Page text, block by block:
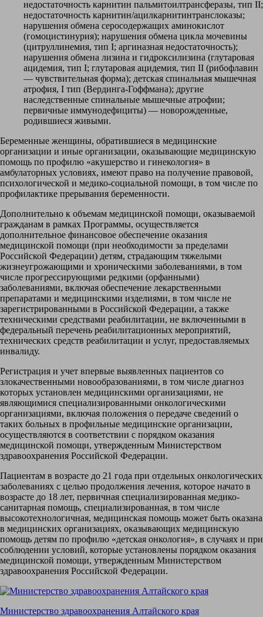
недостаточность карнитин пальмитоилтрансферазы, тип II;
недостаточность карнитин/ацилкарнитинтранслоказы;
нарушения обмена серосодержащих аминокислот
(гомоцистинурия); нарушения обмена цикла мочевины
(цитруллинемия, тип I; аргиназная недостаточность);
нарушения обмена лизина и гидроксилизина (глутаровая
ацидемия, тип I; глутаровая ацидемия, тип II (рибофлавин
— чувствительная форма); детская спинальная мышечная
атрофия, I тип (Вердинга-Гоффмана); другие
наследственные спинальные мышечные атрофии;
первичные иммунодефициты) — новорожденные,
родившиеся живыми.
Беременные женщины, обратившиеся в медицинские
организации и иные организации, оказывающие медицинскую
помощь по профилю «акушерство и гинекология» в
амбулаторных условиях, имеют право на получение правовой,
психологической и медико-социальной помощи, в том числе по
профилактике прерывания беременности.
Дополнительно к объемам медицинской помощи, оказываемой
гражданам в рамках Программы, осуществляется
дополнительное финансовое обеспечение оказания
медицинской помощи (при необходимости за пределами
Российской Федерации) детям, страдающим тяжелыми
жизнеугрожающими и хроническими заболеваниями, в том
числе прогрессирующими редкими (орфанными)
заболеваниями, включая обеспечение лекарственными
препаратами и медицинскими изделиями, в том числе не
зарегистрированными в Российской Федерации, а также
техническими средствами реабилитации, не включенными в
федеральный перечень реабилитационных мероприятий,
технических средств реабилитации и услуг, предоставляемых
инвалиду.
Регистрация и учет впервые выявленных пациентов со
злокачественными новообразованиями, в том числе диагноз
которых установлен медицинскими организациями, не
являющимися специализированными онкологическими
организациями, включая положения о передаче сведений о
таких больных в профильные медицинские организации,
осуществляются в соответствии с порядком оказания
медицинской помощи, утвержденным Министерством
здравоохранения Российской Федерации.
Пациентам в возрасте до 21 года при отдельных онкологических
заболеваниях с целью продолжения лечения, которое начато в
возрасте до 18 лет, первичная специализированная медико-
санитарная помощь, специализированная, в том числе
высокотехнологичная, медицинская помощь может быть оказана
в медицинских организациях, оказывающих медицинскую
помощь детям по профилю «детская онкология», в случаях и при
соблюдении условий, которые установлены порядком оказания
медицинской помощи, утвержденным Министерством
здравоохранения Российской Федерации.
Министерство здравоохранения Алтайского края